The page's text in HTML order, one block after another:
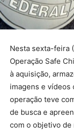
Nesta sexta-feira
Operação Safe
à aquisição,
imagens e vídeos
operação teve
de busca e
com o objetivo